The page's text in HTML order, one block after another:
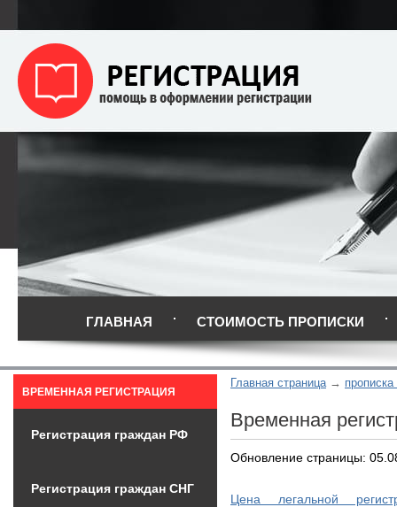
ГЛАВНАЯ СТОИМОСТЬ ПРОПИСКИ
Главная страница
Временная
Обновление страницы:
Цена легальной
ВРЕМЕННАЯ РЕГИСТРАЦИЯ
Регистрация граждан РФ
Регистрация граждан СНГ